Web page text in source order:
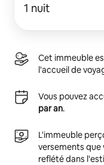
1 nuit
Cet immeuble
l'accueil de
Vous pouvez
par an.
L'immeuble
versements que
reflété dans